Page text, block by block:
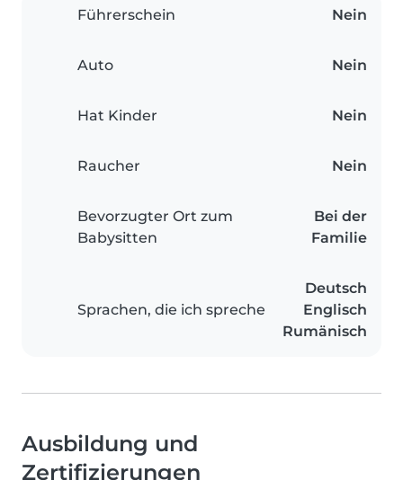
Führerschein Nein
Auto Nein
Hat Kinder Nein
Raucher Nein
Bevorzugter Ort zum
Babysitten
Bei der
Familie
Sprachen, die ich spreche
Deutsch
Englisch
Rumänisch
Ausbildung und
Zertifizierungen